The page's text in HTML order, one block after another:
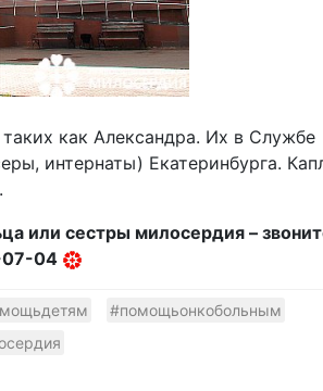
таких как Александра. Их в Службе
интернаты) Екатеринбурга.
или сестры милосердия –
07-04
#помощьонкобольным